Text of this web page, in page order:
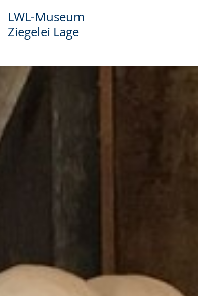
Transkript anzeigen
Abspielen
Pausieren
LWL-Museum
Ziegelei Lage